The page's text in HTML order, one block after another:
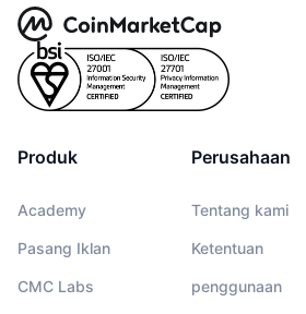
Produk
Academy
Pasang Iklan
CMC Labs
Perusahaan
Tentang kami
Ketentuan
penggunaan